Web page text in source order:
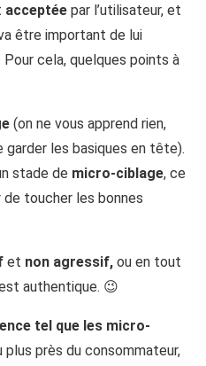
acceptée par l’utilisateur, et
être important de lui
cela, quelques points à
(on ne vous apprend rien,
garder les basiques en tête).
stade de micro-ciblage, ce
de toucher les bonnes
et non agressif, ou en tout
authentique. 😉
tel que les micro-
plus près du consommateur,